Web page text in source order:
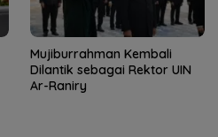
Mujiburrahman Kembali
Dilantik sebagai Rektor UIN
Ar-Raniry